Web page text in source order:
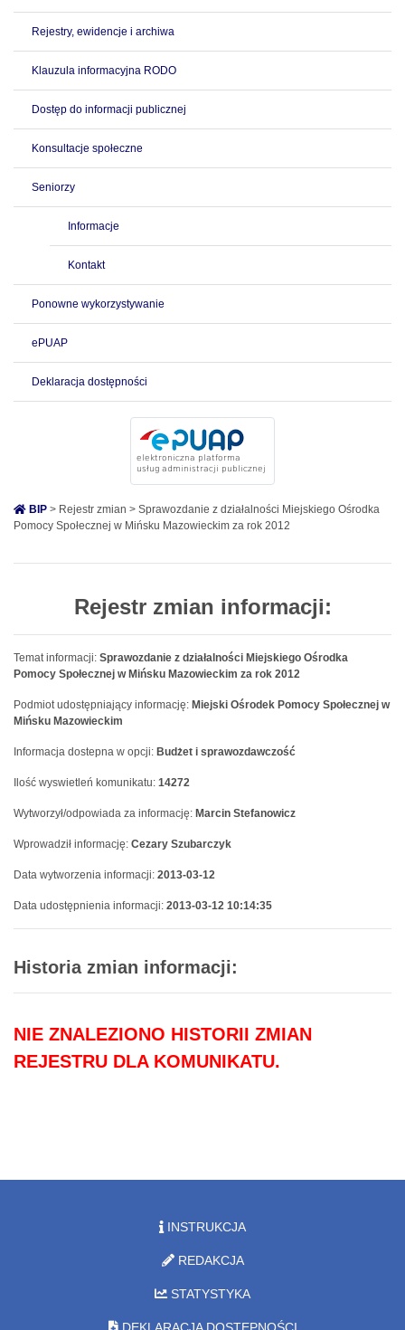
Rejestry, ewidencje i archiwa
Klauzula informacyjna RODO
Dostęp do informacji publicznej
Konsultacje społeczne
Seniorzy
Informacje
Kontakt
Ponowne wykorzystywanie
ePUAP
Deklaracja dostępności
BIP > Rejestr zmian > Sprawozdanie z działalności Miejskiego Ośrodka
Pomocy Społecznej w Mińsku Mazowieckim za rok 2012
Rejestr zmian informacji:
Temat informacji: Sprawozdanie z działalności Miejskiego Ośrodka
Pomocy Społecznej w Mińsku Mazowieckim za rok 2012
Podmiot udostępniający informację: Miejski Ośrodek Pomocy Społecznej w
Mińsku Mazowieckim
Informacja dostepna w opcji: Budżet i sprawozdawczość
Ilość wyswietleń komunikatu: 14272
Wytworzył/odpowiada za informację: Marcin Stefanowicz
Wprowadził informację: Cezary Szubarczyk
Data wytworzenia informacji: 2013-03-12
Data udostępnienia informacji: 2013-03-12 10:14:35
Historia zmian informacji:
NIE ZNALEZIONO HISTORII ZMIAN
REJESTRU DLA KOMUNIKATU.
INSTRUKCJA
REDAKCJA
STATYSTYKA